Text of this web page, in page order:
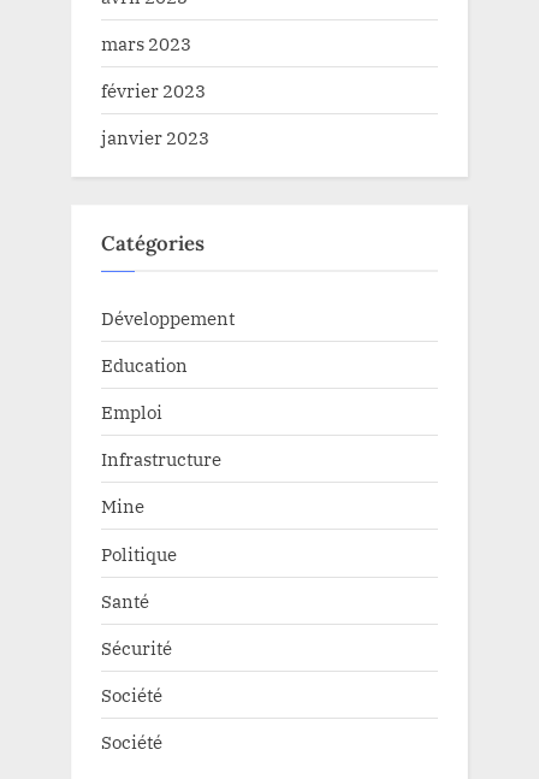
mars 2023
février 2023
janvier 2023
Catégories
Développement
Education
Emploi
Infrastructure
Mine
Politique
Santé
Sécurité
Société
Société